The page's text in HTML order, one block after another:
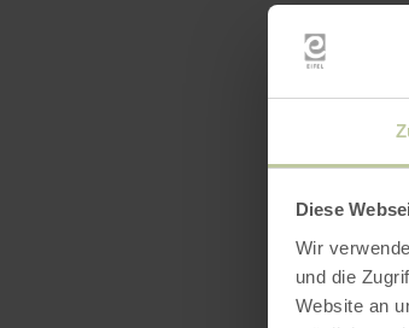
Diese
Wir
und die
Website an